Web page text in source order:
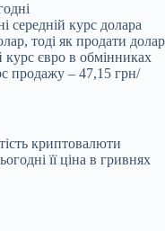
середній курс долара
тоді як продати долар
євро в обмінниках
продажу – 47,15 грн/
криптовалюти
її ціна в гривнях